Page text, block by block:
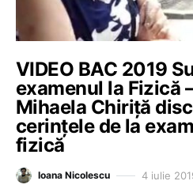
VIDEO BAC 2019
examenul la Fizică
Mihaela Chiriță
cerințele de la
fizică
Ioana Nicolescu 4 iulie